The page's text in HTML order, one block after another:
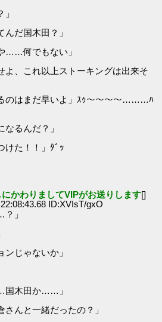
だ国木田？」
……何でもない」
、これ以上ストーキングは出来そ
のはまだ早いよ」ｽｩ～～～～………ﾊ
るんだ？」
た！！」ﾀﾞｯ
にかわりましてVIPがお送りします[]
ID:XVIsT/gxO
」
じゃないか」
国木田か……」
んと一緒だったの？」